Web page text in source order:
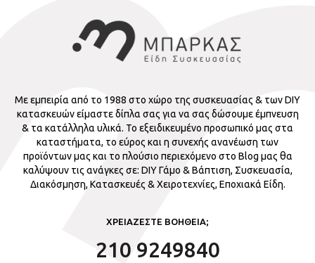
Με εμπειρία από το 1988 στο χώρο της συσκευασίας & των DIY
κατασκευών είμαστε δίπλα σας για να σας δώσουμε έμπνευση
& τα κατάλληλα υλικά. Το εξειδικευμένο προσωπικό μας στα
καταστήματα, το εύρος και η συνεχής ανανέωση των
προϊόντων μας και το πλούσιο περιεχόμενο στο Blog μας θα
καλύψουν τις ανάγκες σε: DIY Γάμο & Βάπτιση, Συσκευασία,
Διακόσμηση, Κατασκευές & Χειροτεχνίες, Εποχιακά Είδη.
ΧΡΕΙΑΖΕΣΤΕ ΒΟΗΘΕΙΑ;
210 9249840